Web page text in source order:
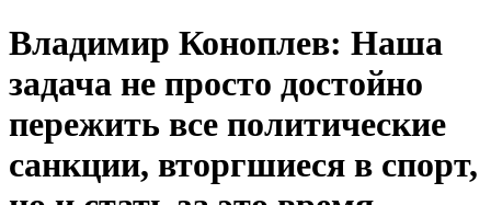
Владимир Коноплев: Наша
задача не просто достойно
пережить все политические
санкции, вторгшиеся в спорт,